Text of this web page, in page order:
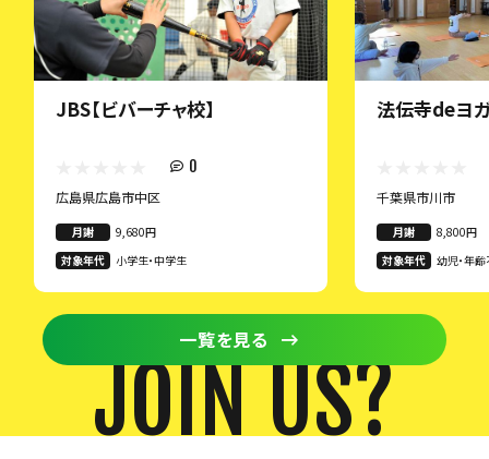
JBS【ビバーチャ校】
0
広島県広島市中区
月謝
9,680円
対象年代
小学生・中学生
法伝寺deヨガ
千葉県市川市
月謝
8,800円
対象年代
幼児・年
一覧を見る
JOIN US?